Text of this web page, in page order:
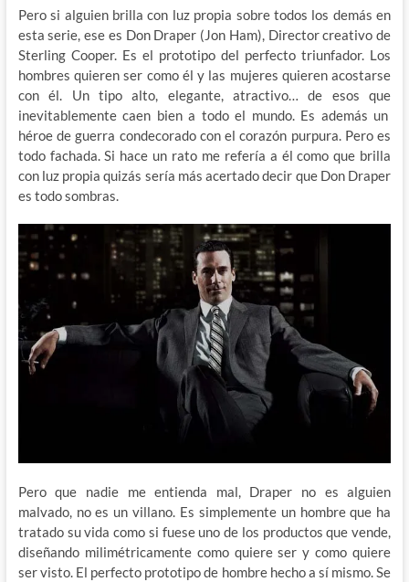
Pero si alguien brilla con luz propia sobre todos los demás en
esta serie, ese es Don Draper (Jon Ham), Director creativo de
Sterling Cooper. Es el prototipo del perfecto triunfador. Los
hombres quieren ser como él y las mujeres quieren acostarse
con él. Un tipo alto, elegante, atractivo… de esos que
inevitablemente caen bien a todo el mundo. Es además un
héroe de guerra condecorado con el corazón purpura. Pero es
todo fachada. Si hace un rato me refería a él como que brilla
con luz propia quizás sería más acertado decir que Don Draper
es todo sombras.
Pero que nadie me entienda mal, Draper no es alguien
malvado, no es un villano. Es simplemente un hombre que ha
tratado su vida como si fuese uno de los productos que vende,
diseñando milimétricamente como quiere ser y como quiere
ser visto. El perfecto prototipo de hombre hecho a sí mismo. Se